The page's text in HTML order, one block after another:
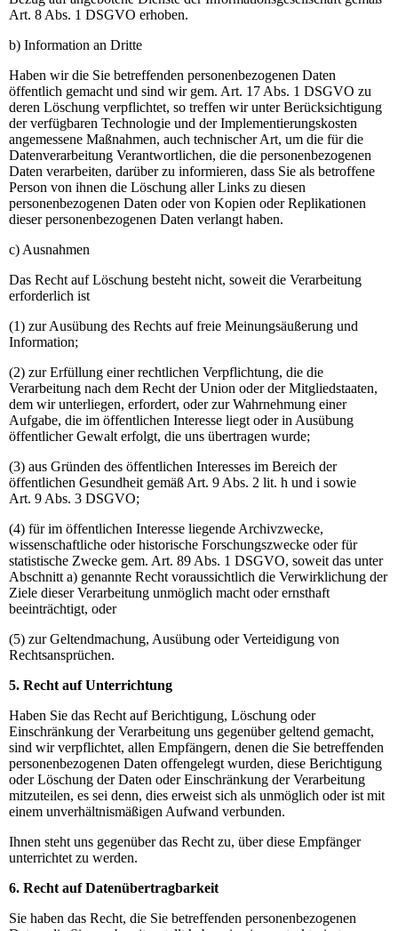
Art. 8 Abs. 1 DSGVO erhoben.
b) Information an Dritte
Haben wir die Sie betreffenden personenbezogenen Daten
öffentlich gemacht und sind wir gem. Art. 17 Abs. 1 DSGVO zu
deren Löschung verpflichtet, so treffen wir unter Berücksichtigung
der verfügbaren Technologie und der Implementierungskosten
angemessene Maßnahmen, auch technischer Art, um die für die
Datenverarbeitung Verantwortlichen, die die personenbezogenen
Daten verarbeiten, darüber zu informieren, dass Sie als betroffene
Person von ihnen die Löschung aller Links zu diesen
personenbezogenen Daten oder von Kopien oder Replikationen
dieser personenbezogenen Daten verlangt haben.
c) Ausnahmen
Das Recht auf Löschung besteht nicht, soweit die Verarbeitung
erforderlich ist
(1) zur Ausübung des Rechts auf freie Meinungsäußerung und
Information;
(2) zur Erfüllung einer rechtlichen Verpflichtung, die die
Verarbeitung nach dem Recht der Union oder der Mitgliedstaaten,
dem wir unterliegen, erfordert, oder zur Wahrnehmung einer
Aufgabe, die im öffentlichen Interesse liegt oder in Ausübung
öffentlicher Gewalt erfolgt, die uns übertragen wurde;
(3) aus Gründen des öffentlichen Interesses im Bereich der
öffentlichen Gesundheit gemäß Art. 9 Abs. 2 lit. h und i sowie
Art. 9 Abs. 3 DSGVO;
(4) für im öffentlichen Interesse liegende Archivzwecke,
wissenschaftliche oder historische Forschungszwecke oder für
statistische Zwecke gem. Art. 89 Abs. 1 DSGVO, soweit das unter
Abschnitt a) genannte Recht voraussichtlich die Verwirklichung der
Ziele dieser Verarbeitung unmöglich macht oder ernsthaft
beeinträchtigt, oder
(5) zur Geltendmachung, Ausübung oder Verteidigung von
Rechtsansprüchen.
5. Recht auf Unterrichtung
Haben Sie das Recht auf Berichtigung, Löschung oder
Einschränkung der Verarbeitung uns gegenüber geltend gemacht,
sind wir verpflichtet, allen Empfängern, denen die Sie betreffenden
personenbezogenen Daten offengelegt wurden, diese Berichtigung
oder Löschung der Daten oder Einschränkung der Verarbeitung
mitzuteilen, es sei denn, dies erweist sich als unmöglich oder ist mit
einem unverhältnismäßigen Aufwand verbunden.
Ihnen steht uns gegenüber das Recht zu, über diese Empfänger
unterrichtet zu werden.
6. Recht auf Datenübertragbarkeit
Sie haben das Recht, die Sie betreffenden personenbezogenen